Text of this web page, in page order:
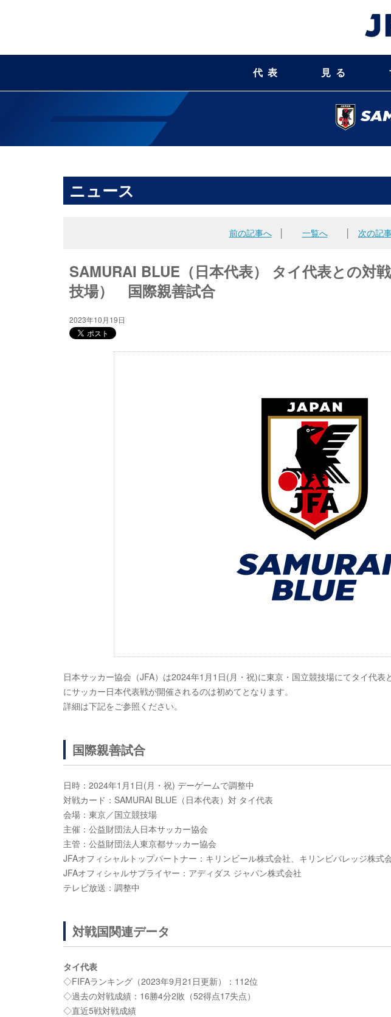
代表 見る
ニュース
前の記事へ│ 一覧へ 次の記
SAMURAI BLUE（日本代表） タイ代表との対
技場） 国際親善試合
2023年10月19日
日本サッカー協会（JFA）は2024年1月1日(月・祝)に東京・国立競技場にてタイ代
にサッカー日本代表戦が開催されるのは初めてとなります。
詳細は下記をご参照ください。
国際親善試合
日時：2024年1月1日(月・祝) デーゲームで調整中
対戦カード：SAMURAI BLUE（日本代表）対 タイ代表
会場：東京／国立競技場
主催：公益財団法人日本サッカー協会
主管：公益財団法人東京都サッカー協会
JFAオフィシャルトップパートナー：キリンビール株式会社、キリンビバレッジ株式
JFAオフィシャルサプライヤー：アディダス ジャパン株式会社
テレビ放送：調整中
対戦国関連データ
タイ代表
◇FIFAランキング（2023年9月21日更新）：112位
◇過去の対戦成績：16勝4分2敗（52得点17失点）
◇直近5戦対戦成績